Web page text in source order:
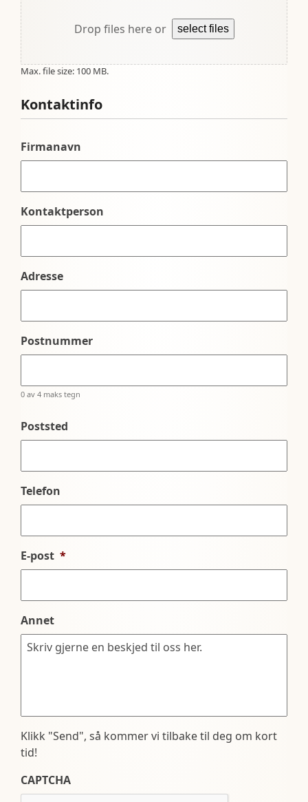
Drop files here or select files
Max. file size: 100 MB.
Kontaktinfo
Firmanavn
Kontaktperson
Adresse
Postnummer
0 av 4 maks tegn
Poststed
Telefon
E-post *
Annet
Klikk "Send", så kommer vi tilbake til deg om kort
tid!
CAPTCHA